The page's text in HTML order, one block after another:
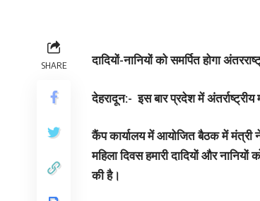
SHARE दादियों-नानियों को समर्पित होगा
देहरादून:- इस बार प्रदेश में
कैंप कार्यालय में आयोजित बैठक में मंत्री
महिला दिवस हमारी दादियों और
की है।